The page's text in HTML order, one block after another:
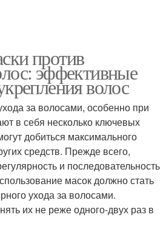
против
эффективные
волос
за волосами, особенно при
в себя несколько ключевых
добиться максимального
средств. Прежде всего,
и последовательность
масок должно стать
ухода за волосами.
их не реже одного-двух раз в